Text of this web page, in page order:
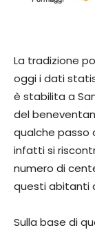
La tradizione
oggi i dati
è stabilita a
del
qualche passo
infatti si
numero di
questi abitanti
Sulla base di